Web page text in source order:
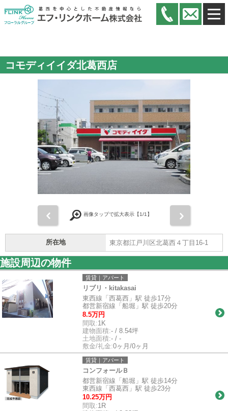
コモディイイダ北葛西店
画像タップで拡大表示【1/1】
所在地 東京都江戸川区北葛西４丁目16-1
施設周辺の物件
賃貸｜アパート
リブリ・kitakasai
東西線「西葛西」駅 徒歩17分
都営新宿線「船堀」駅 徒歩20分
8.5万円
間取:1K
建物面積:- / 8.54坪
土地面積:- / -
敷金/礼金:0ヶ月/0ヶ月
賃貸｜アパート
コンフォールＢ
都営新宿線「船堀」駅 徒歩14分
東西線「西葛西」駅 徒歩23分
10.25万円
間取:1R